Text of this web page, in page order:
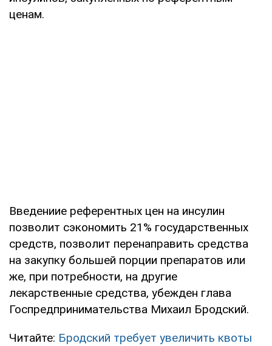
ценам.
Введениие референтных цен на инсулин
позволит сэкономить 21% государственных
средств, позволит перенаправить средства
на закупку большей порции препаратов или
же, при потребности, на другие
лекарственные средства, убежден глава
Госпредпринимательства Михаил Бродский.
Читайте: Бродский требует увеличить квоты